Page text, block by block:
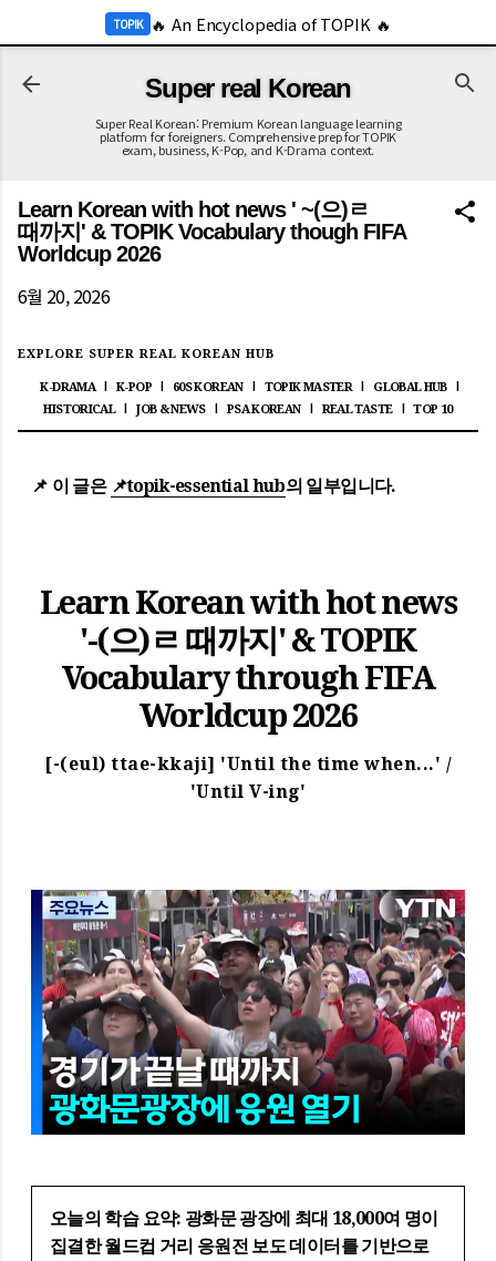
TOPIK 🔥 An Encyclopedia of TOPIK 🔥
기본 콘텐츠로 건너뛰기
Super real Korean
Super Real Korean: Premium Korean language learning
platform for foreigners. Comprehensive prep for TOPIK
exam, business, K-Pop, and K-Drama context.
Learn Korean with hot news ' ~(으)ㄹ
때까지' & TOPIK Vocabulary though FIFA
Worldcup 2026
6월 20, 2026
EXPLORE SUPER REAL KOREAN HUB
K-DRAMA K-POP 60S KOREAN TOPIK MASTER GLOBAL HUB
HISTORICAL JOB & NEWS PSA KOREAN REAL TASTE TOP 10
📌 이 글은 📌topik-essential hub의 일부입니다.
Learn Korean with hot news
'-(으)ㄹ 때까지' & TOPIK
Vocabulary through FIFA
Worldcup 2026
[-(eul) ttae-kkaji] 'Until the time when...' /
'Until V-ing'
오늘의 학습 요약: 광화문 광장에 최대 18,000여 명이
집결한 월드컵 거리 응원전 보도 데이터를 기반으로